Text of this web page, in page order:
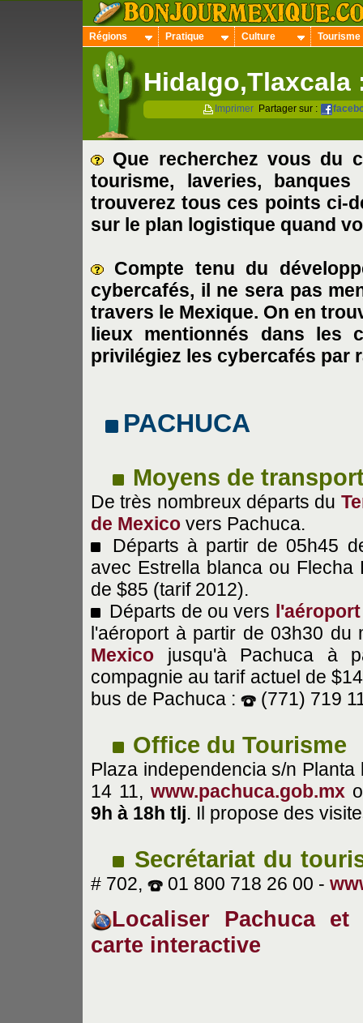
Régions Pratique Culture Tourisme
Hidalgo,Tlaxcala
Imprimer Partager sur :
Que recherchez vous du
tourisme, laveries,
trouverez tous ces points ci-
sur le plan logistique quand
Compte tenu du
cybercafés, il ne sera pas
travers le Mexique. On en
lieux mentionnés dans les
privilégiez les cybercafés par
PACHUCA
Moyens de
De très nombreux départs du
de Mexico vers Pachuca.
Départs à partir de 05h45
avec Estrella blanca ou
de $85 (tarif 2012).
Départs de ou vers
l'aéroport à partir de 03h30
Mexico jusqu'à Pachuca à
compagnie au tarif actuel de
bus de Pachuca :
(771) 719
Office du Tourisme
Plaza independencia s/n
14 11, www.pachuca.gob.mx
9h à 18h tlj. Il propose des
Secrétariat du
# 702, 01 800 718 26 00 -
Localiser Pachuca
carte interactive